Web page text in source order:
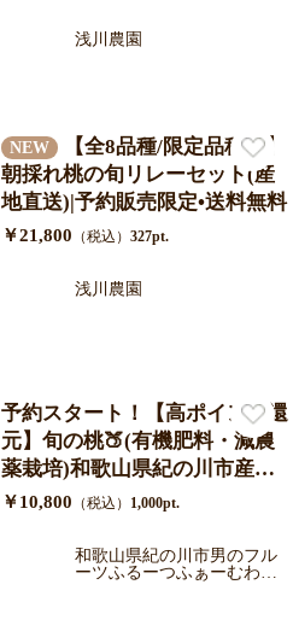
浅川農園
NEW
【全8品種/限定品種入】
朝採れ桃の旬リレーセット(産
地直送)|予約販売限定•送料無料
￥21,800 （税込） 327pt.
浅川農園
予約スタート！【高ポイント還
元】旬の桃🍑(有機肥料・減農
薬栽培)和歌山県紀の川市産
大箱１０〜16玉入り/送料込み
でお届け ７月中旬より順次発
￥10,800 （税込） 1,000pt.
和歌山県紀の川市男のフル
ーツふるーつふぁーむわか